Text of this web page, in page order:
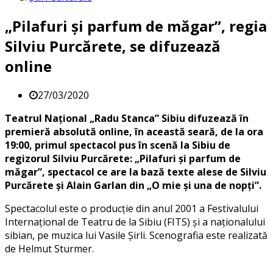
„Pilafuri și parfum de măgar”, regia
Silviu Purcărete, se difuzează
online
27/03/2020
Teatrul Național „Radu Stanca” Sibiu difuzează în
premieră absolută online, în această seară, de la ora
19:00, primul spectacol pus în scenă la Sibiu de
regizorul Silviu Purcărete: „Pilafuri și parfum de
măgar”, spectacol ce are la bază texte alese de Silviu
Purcărete și Alain Garlan din „O mie și una de nopți”.
Spectacolul este o producție din anul 2001 a Festivalului
Internațional de Teatru de la Sibiu (FITS) și a naționalului
sibian, pe muzica lui Vasile Șirli. Scenografia este realizată
de Helmut Sturmer.